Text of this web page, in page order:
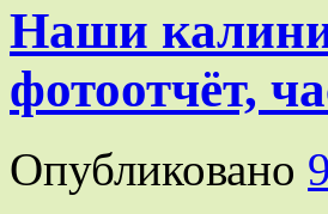
Наши
фотоотчёт,
Опубликовано